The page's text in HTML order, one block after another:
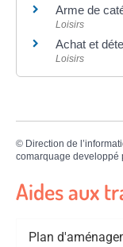
Arme de
Loisirs
Achat et
Loisirs
© Direction de
comarquage developpé
Aides aux
Plan